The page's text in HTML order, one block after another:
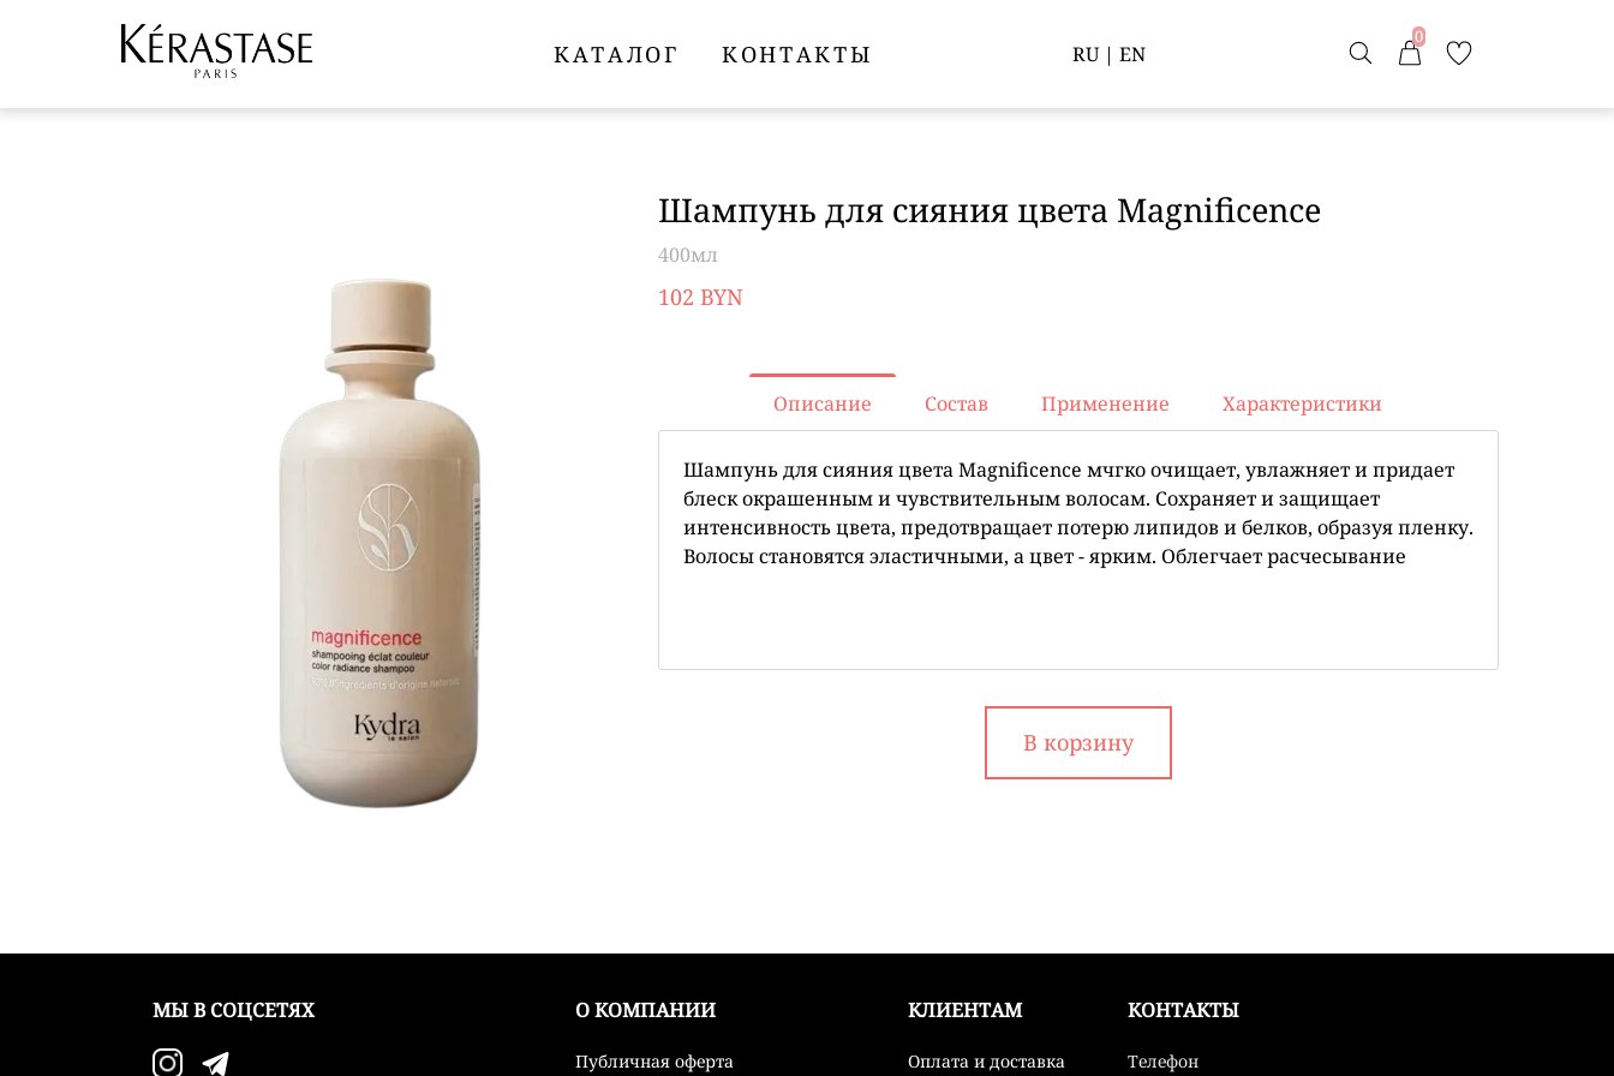
КАТАЛОГ КОНТАКТЫ RU| EN
0
Шампунь для сияния цвета Magnificence
400мл
102 BYN
Описание Состав Применение Характеристики
Шампунь для сияния цвета Magnificence мчгко очищает, увлажняет и придает
блеск окрашенным и чувствительным волосам. Сохраняет и защищает
интенсивность цвета, предотвращает потерю липидов и белков, образуя пленку.
Волосы становятся эластичными, а цвет - ярким. Облегчает расчесывание
В корзину
МЫ В СОЦСЕТЯХ О КОМПАНИИ
Публичная оферта
КЛИЕНТАМ
Оплата и доставка
КОНТАКТЫ
Телефон